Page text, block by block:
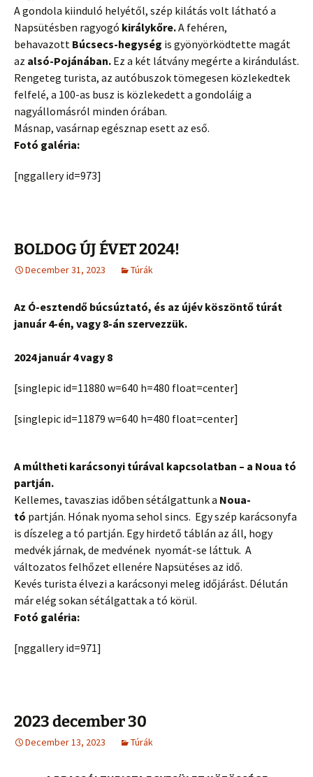
A gondola kiinduló helyétől, szép kilátás volt látható a
Napsütésben ragyogó királykőre.A fehéren,
behavazott Búcsecs-hegység is gyönyörködtette magát
az alsó-Pojánában. Ez a két látvány megérte a kirándulást.
Rengeteg turista, az autóbuszok tömegesen közlekedtek
felfelé, a 100-as busz is közlekedett a gondoláig a
nagyállomásról minden órában.
Másnap, vasárnap egésznap esett az eső.
Fotó galéria:
[nggallery id=973]
BOLDOG ÚJ ÉVET 2024!
December 31, 2023 Túrák
Az Ó-esztendő búcsúztató, és az újév köszöntő túrát
január 4-én, vagy 8-án szervezzük.
2024 január 4 vagy 8
[singlepic id=11880 w=640 h=480 float=center]
[singlepic id=11879 w=640 h=480 float=center]
A múltheti karácsonyi túrával kapcsolatban – a Noua tó
partján.
Kellemes, tavaszias időben sétálgattunk a Noua-
tó partján. Hónak nyoma sehol sincs. Egy szép karácsonyfa
is díszeleg a tó partján. Egy hirdető táblán az áll, hogy
medvék járnak, de medvének nyomát-se láttuk. A
változatos felhőzet ellenére Napsütéses az idő.
Kevés turista élvezi a karácsonyi meleg időjárást. Délután
már elég sokan sétálgattak a tó körül.
Fotó galéria:
[nggallery id=971]
2023 december 30
December 13, 2023 Túrák